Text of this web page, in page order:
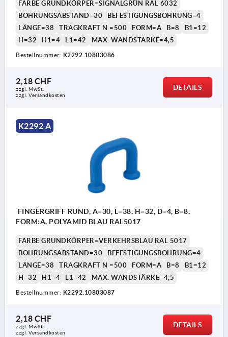
FARBE GRUNDKÖRPER=SIGNALGRÜN RAL 6032
BOHRUNGSABSTAND=30
BEFESTIGUNGSBOHRUNG=4
LÄNGE=38
TRAGKRAFT N =500 FORM=A B=8
B1=12
H=32
H1=4 L1=42 MAX. WANDSTÄRKE=4,5
Bestellnummer: K2292.10803086
2,18 CHF
zzgl. MwSt.
zzgl. Versandkosten
DETAILS
K2292 A
FINGERGRIFF RUND, A=30, L=38, H=32, D=4, B=8,
FORM:A, POLYAMID BLAU RAL5017
FARBE GRUNDKÖRPER=VERKEHRSBLAU RAL 5017
BOHRUNGSABSTAND=30
BEFESTIGUNGSBOHRUNG=4
LÄNGE=38
TRAGKRAFT N =500 FORM=A B=8
B1=12
H=32
H1=4 L1=42 MAX. WANDSTÄRKE=4,5
Bestellnummer: K2292.10803087
2,18 CHF
zzgl. MwSt.
zzgl. Versandkosten
DETAILS